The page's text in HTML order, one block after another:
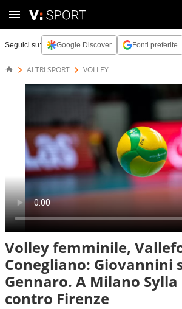
Seguici su: Google Discover Fonti preferite
ALTRI SPORT VOLLEY
Volley femminile,
Conegliano: Giovannini
Gennaro. A Milano Sylla
contro Firenze